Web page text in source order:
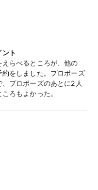
から ¥16,000分の電子マ
ト
らべるところが、他の
をしました。プロポーズ
プロポーズのあとに2人
ろもよかった。
ました。シンプルにも見
かったです。名前もかわ
たのはあったのですが、
んじがしました。
です。2階も店舗になっ
が悩んでいたときにもい
。似たデザインを持って